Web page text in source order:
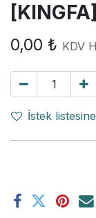
0,00 ₺ KDV
İstek